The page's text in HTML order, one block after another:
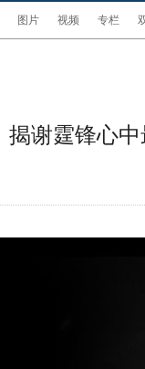
图片 视频 专栏
揭谢霆锋心